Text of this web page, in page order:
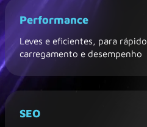
Performance
Leves e eficientes, para rápido
carregamento e desempenho
SEO